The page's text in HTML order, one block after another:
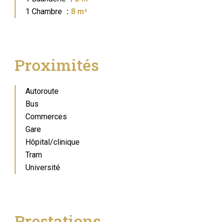
1 Chambre
8 m²
Proximités
Autoroute
Bus
Commerces
Gare
Hôpital/clinique
Tram
Université